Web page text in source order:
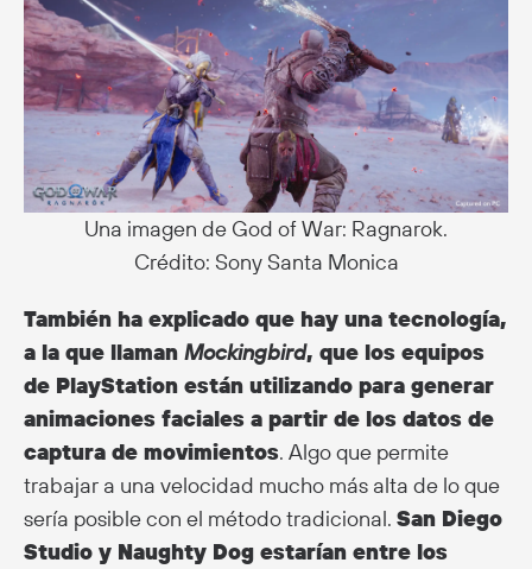
Una imagen de God of War: Ragnarok.
Crédito: Sony Santa Monica
También ha explicado que hay una tecnología,
a la que llaman Mockingbird, que los equipos
de PlayStation están utilizando para generar
animaciones faciales a partir de los datos de
captura de movimientos. Algo que permite
trabajar a una velocidad mucho más alta de lo que
sería posible con el método tradicional. San Diego
Studio y Naughty Dog estarían entre los